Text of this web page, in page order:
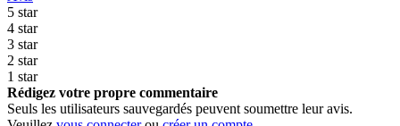
5 star
4 star
3 star
2 star
1 star
Rédigez votre propre commentaire
Seuls les utilisateurs sauvegardés peuvent soumettre leur avis.